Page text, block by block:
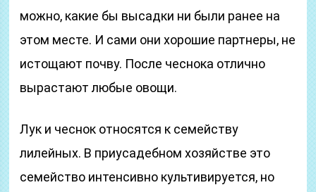
можно, какие бы высадки ни были ранее на
этом месте. И сами они хорошие партнеры, не
истощают почву. После чеснока отлично
вырастают любые овощи.
Лук и чеснок относятся к семейству
лилейных. В приусадебном хозяйстве это
семейство интенсивно культивируется, но